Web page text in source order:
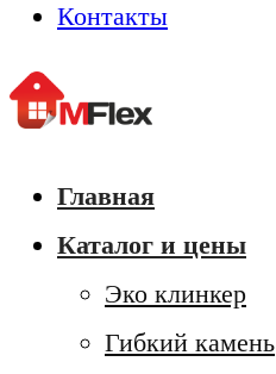
Контакты
Главная
Каталог и цены
Эко клинкер
Гибкий камень